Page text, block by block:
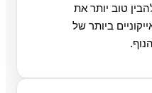
טוב יותר את
ביותר של